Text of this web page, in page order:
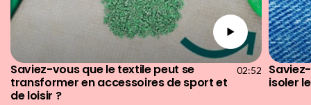
Saviez-vous que le textile peut se
transformer en accessoires de sport et
de loisir ?
02:52
isoler